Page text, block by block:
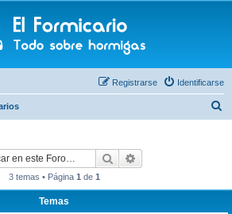
Identificarse
Registrarse
Buscar
3 temas • Página 1 de 1
Temas